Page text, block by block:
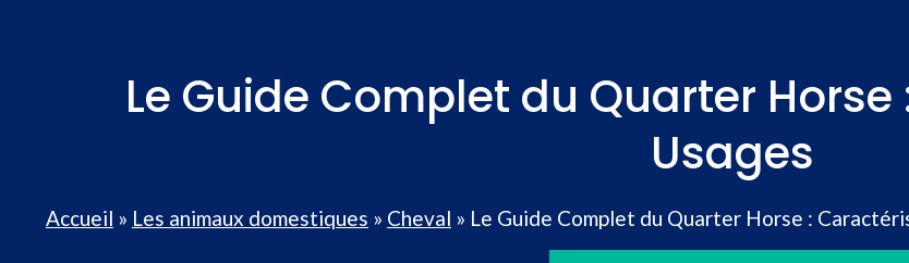
Le Guide Complet du Quarter
Usages
Accueil » Les animaux domestiques » Cheval » Le Guide Complet du Quarter Horse :